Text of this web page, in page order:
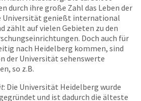
durch ihre große Zahl das Leben der
Universität genießt international
zählt auf vielen Gebieten zu den
Doch auch für
nach Heidelberg kommen, sind
der Universität sehenswerte
so z.B.
: Die Universität Heidelberg wurde
und ist dadurch die älteste